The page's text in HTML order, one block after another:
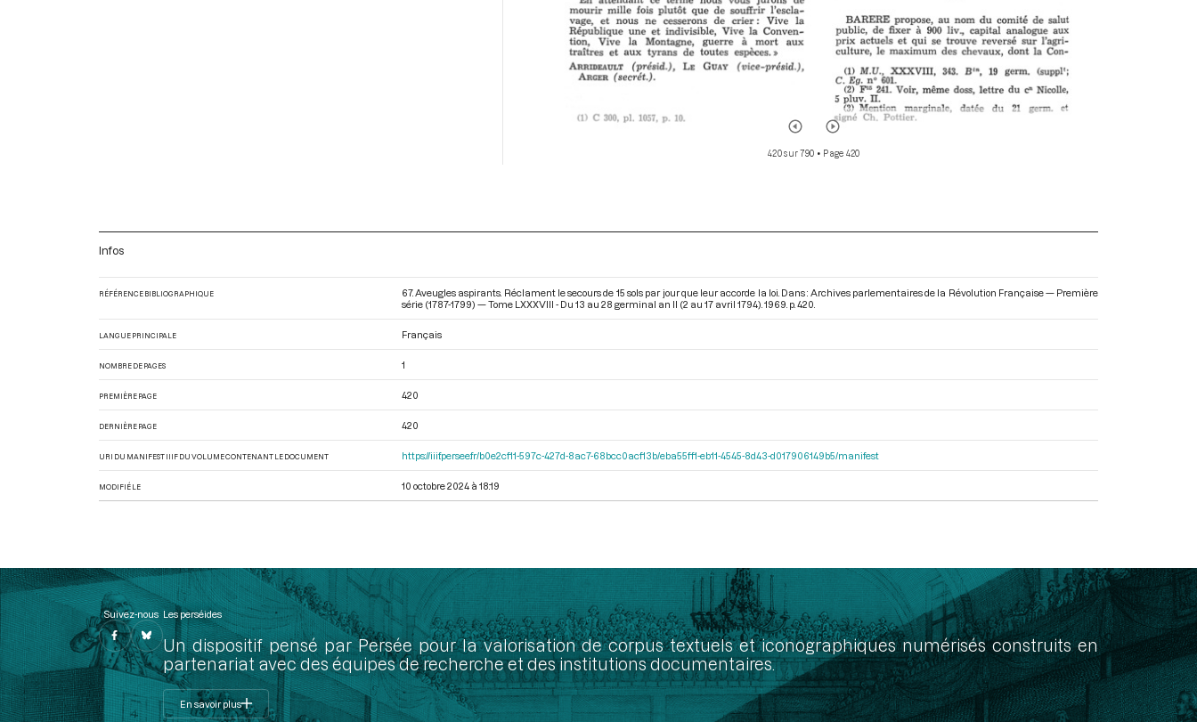
420 sur 790 • Page 420
Infos
RÉFÉRENCE BIBLIOGRAPHIQUE
67. Aveugles aspirants. Réclament le secours de 15 sols par jour que leur accorde la loi. Dans : Archives parlementaires de la Révolution Française — Première
série (1787-1799) — Tome LXXXVIII - Du 13 au 28 germinal an II (2 au 17 avril 1794) . 1969. p. 420.
LANGUE PRINCIPALE Français
NOMBRE DE PAGES 1
PREMIÈRE PAGE 420
DERNIÈRE PAGE 420
URI DU MANIFEST IIIF DU VOLUME CONTENANT LE DOCUMENT https://iiif.persee.fr/b0e2cf11-597c-427d-8ac7-68bcc0acf13b/eba55ff1-eb11-4545-8d43-d017906149b5/manifest
MODIFIÉ LE 10 octobre 2024 à 18:19
Suivez-nous Les perséides
Un dispositif pensé par Persée pour la valorisation de corpus textuels et iconographiques numérisés construits en
partenariat avec des équipes de recherche et des institutions documentaires.
En savoir plus